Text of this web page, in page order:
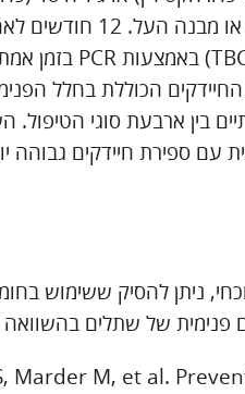
הפנימי לפני התקנה
הכוללת בחלל
בין ארבעת סוגי הטיפול.
עם ספירת חיידקים גבוהה
ניתן להסיק ששימוש
פנימית של שתלים
Marder M, et al.